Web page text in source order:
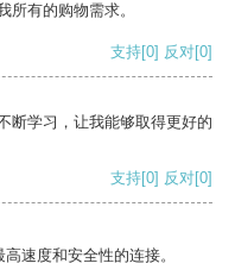
所有的购物需求。
支持[0] 反对[0]
断学习，让我能够取得更好的
支持[0] 反对[0]
速度和安全性的连接。